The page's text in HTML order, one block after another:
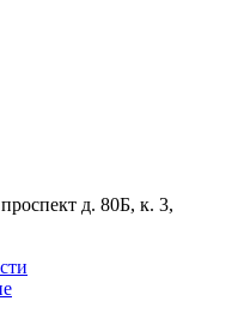
д. 80Б, к. 3,